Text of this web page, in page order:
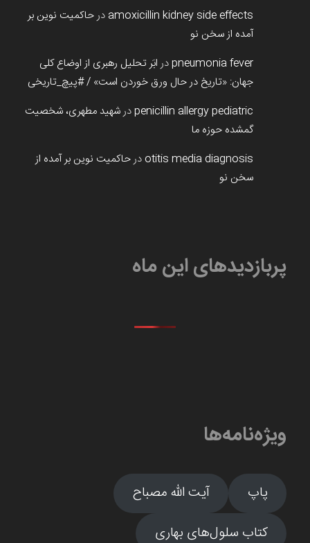
amoxicillin kidney side effects درحاکمیت نوین بر
آمده از سخن نو
pneumonia feverدر ابَر تحلیل رهبری از اوضاع کلی
جهان: «تاریخ در حال ورق خوردن است» / #پیچ_تاریخی
penicillin allergy pediatricدرشهید مطهری، شخصیت
گمشده حوزه ما
otitis media diagnosisدرحاکمیت نوین بر آمده از
سخن نو
پربازدیدهای این ماه
ویژه‌نامه‌ها
پاپ
آیت الله مصباح
کتاب سلول‌های بهاری